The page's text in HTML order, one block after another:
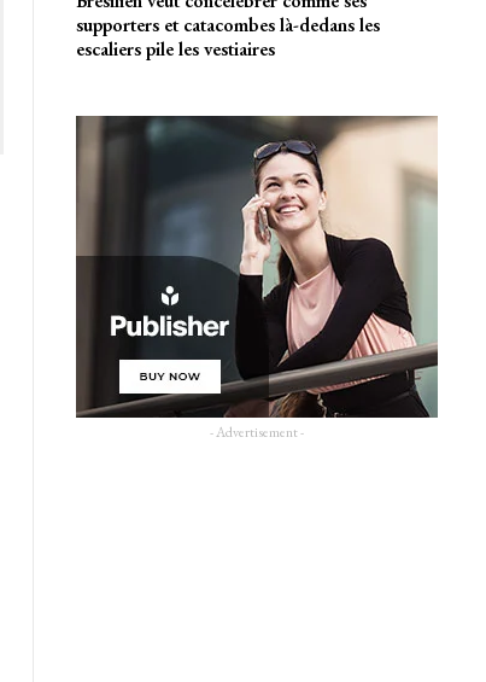
supporters et catacombes là-dedans les
escaliers pile les vestiaires
- Advertisement -